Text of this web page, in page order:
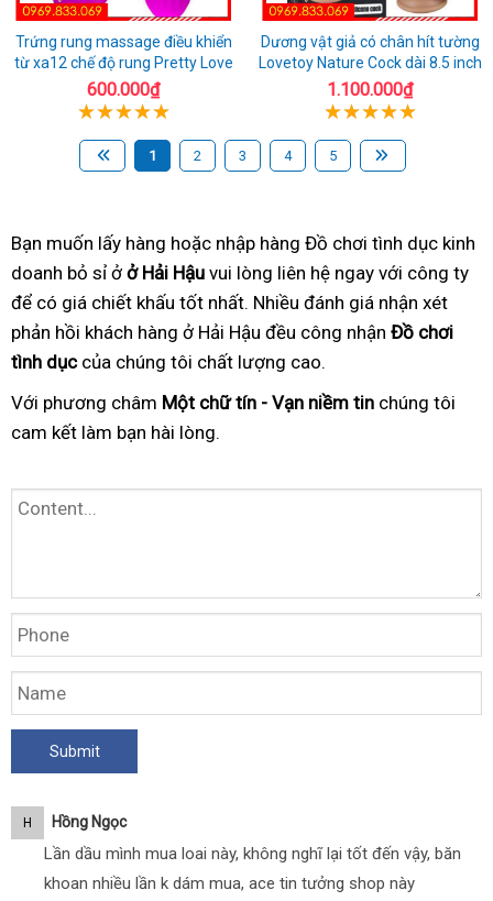
Trứng rung massage điều khiển
từ xa12 chế độ rung Pretty Love
600.000₫
Dương vật giả có chân hít tường
Lovetoy Nature Cock dài 8.5 inch
1.100.000₫
1 2 3 4 5
Bạn muốn lấy hàng hoặc nhập hàng Đồ chơi tình dục kinh
doanh bỏ sỉ ở ở Hải Hậu vui lòng liên hệ ngay với công ty
để có giá chiết khấu tốt nhất. Nhiều đánh giá nhận xét
phản hồi khách hàng ở Hải Hậu đều công nhận Đồ chơi
tình dụccủa chúng tôi chất lượng cao.
Với phương châm Một chữ tín - Vạn niềm tin chúng tôi
cam kết làm bạn hài lòng.
H Hồng Ngọc
Lần dầu mình mua loai này, không nghĩ lại tốt đến vậy, băn
khoan nhiều lần k dám mua, ace tin tưởng shop này